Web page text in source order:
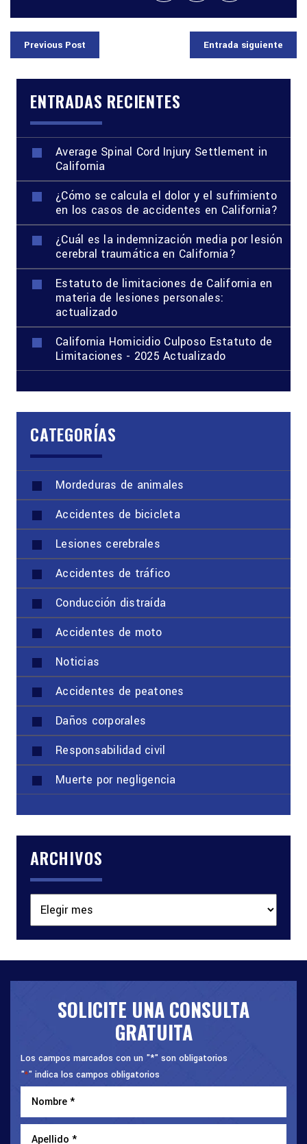
Previous Post Entrada siguiente
ENTRADAS RECIENTES
Average Spinal Cord Injury Settlement in
California
¿Cómo se calcula el dolor y el sufrimiento
en los casos de accidentes en California?
¿Cuál es la indemnización media por lesión
cerebral traumática en California?
Estatuto de limitaciones de California en
materia de lesiones personales:
actualizado
California Homicidio Culposo Estatuto de
Limitaciones - 2025 Actualizado
CATEGORÍAS
Mordeduras de animales
Accidentes de bicicleta
Lesiones cerebrales
Accidentes de tráfico
Conducción distraída
Accidentes de moto
Noticias
Accidentes de peatones
Daños corporales
Responsabilidad civil
Muerte por negligencia
ARCHIVOS
SOLICITE UNA CONSULTA
GRATUITA
Los campos marcados con un "*" son obligatorios
"*" indica los campos obligatorios